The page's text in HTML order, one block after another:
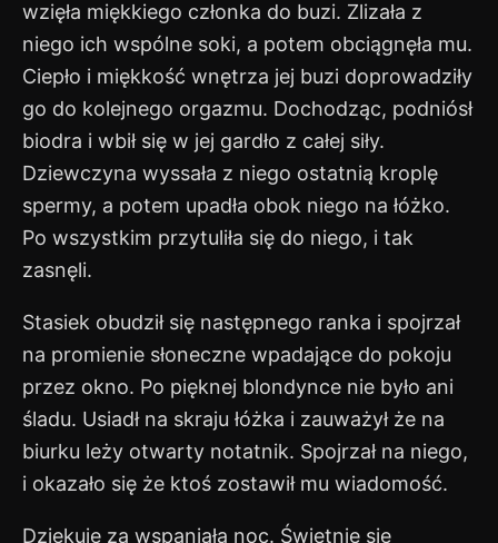
wzięła miękkiego członka do buzi. Zlizała z
niego ich wspólne soki, a potem obciągnęła mu.
Ciepło i miękkość wnętrza jej buzi doprowadziły
go do kolejnego orgazmu. Dochodząc, podniósł
biodra i wbił się w jej gardło z całej siły.
Dziewczyna wyssała z niego ostatnią kroplę
spermy, a potem upadła obok niego na łóżko.
Po wszystkim przytuliła się do niego, i tak
zasnęli.
Stasiek obudził się następnego ranka i spojrzał
na promienie słoneczne wpadające do pokoju
przez okno. Po pięknej blondynce nie było ani
śladu. Usiadł na skraju łóżka i zauważył że na
biurku leży otwarty notatnik. Spojrzał na niego,
i okazało się że ktoś zostawił mu wiadomość.
Dziękuję za wspaniałą noc. Świetnie się